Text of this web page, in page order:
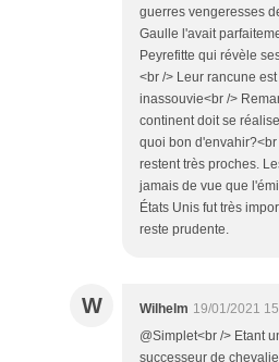
guerres vengeresses
Gaulle l'avait
Peyrefitte qui révèle
<br /> Leur rancune
inassouvie<br />
continent doit se
quoi bon
restent très proches.
jamais de vue que
États Unis fut très
reste prudente.
W Wilhelm 19/01/2021
@Simplet<br /> Etant
successeur de